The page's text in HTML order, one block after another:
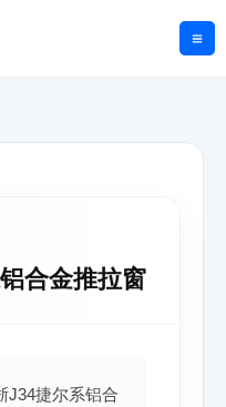
合金推拉窗
J34捷尔系铝合